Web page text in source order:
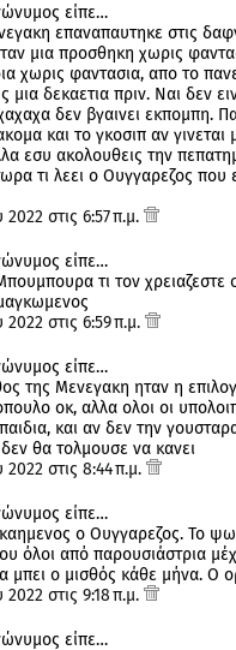
είπε…
επαναπαυτηκε στις
μια προσθηκη χωρις
χωρις φαντασια, απο το
δεκαετια πριν. Ναι δεν
δεν βγαινει εκπομπη.
και το γκοσιπ αν
εσυ ακολουθεις την
τι λεει ο Ουγγαρεζος που
στις 6:57 π.μ.
είπε…
τι τον
στις 6:59 π.μ.
είπε…
της Μενεγακη ηταν η
οκ, αλλα ολοι οι
και αν δεν την
θα τολμουσε να κανει
στις 8:44 π.μ.
είπε…
καημενος ο Ουγγαρεζος. Το
όλοι από παρουσιάστρια
μπει ο μισθός κάθε μήνα. Ο
στις 9:18 π.μ.
είπε…